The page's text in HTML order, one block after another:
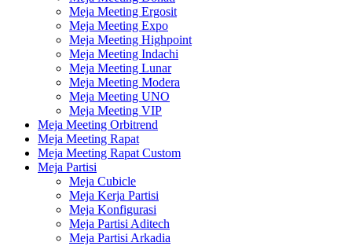
Meja Meeting Ergosit
Meja Meeting Expo
Meja Meeting Highpoint
Meja Meeting Indachi
Meja Meeting Lunar
Meja Meeting Modera
Meja Meeting UNO
Meja Meeting VIP
Meja Meeting Orbitrend
Meja Meeting Rapat
Meja Meeting Rapat Custom
Meja Partisi
Meja Cubicle
Meja Kerja Partisi
Meja Konfigurasi
Meja Partisi Aditech
Meja Partisi Arkadia